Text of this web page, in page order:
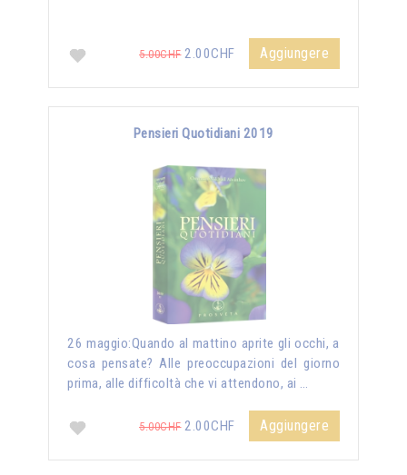
5.00CHF2.00CHF Aggiungere
Pensieri Quotidiani 2019
26 maggio:Quando al mattino aprite gli occhi, a
cosa pensate? Alle preoccupazioni del giorno
prima, alle difficoltà che vi attendono, ai …
5.00CHF2.00CHF Aggiungere